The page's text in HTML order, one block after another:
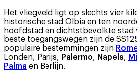
Het vliegveld ligt op slechts vier
historische stad Olbia en ten
hoofdstad en dichtstbevolkte stad
beste toegangswegen zijn de
populaire bestemmingen zijn Rome
Londen, Parijs, Palermo, Napels,
Palma en Berlijn.